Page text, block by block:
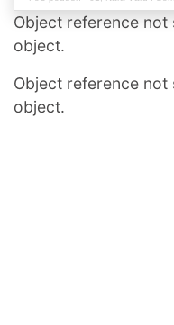
Object reference not
object.
Object reference not
object.